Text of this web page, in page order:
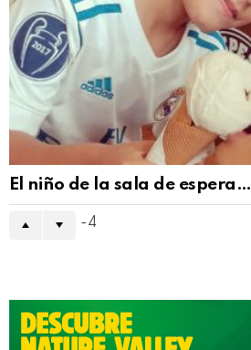
El niño de la sala de espera…
-4